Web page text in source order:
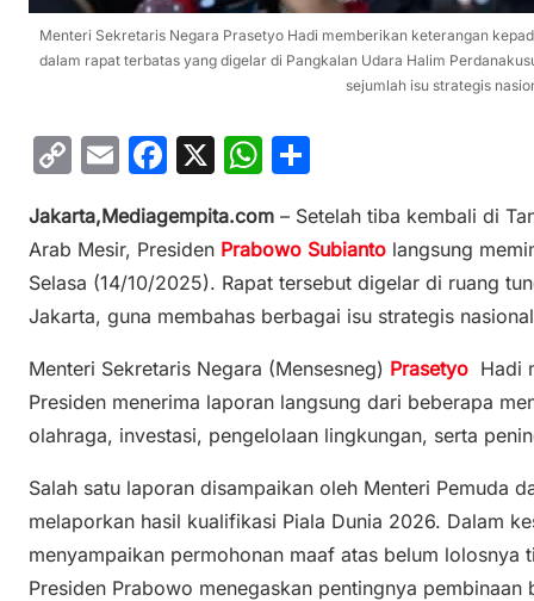
Menteri Sekretaris Negara Prasetyo Hadi memberikan keterangan
dalam rapat terbatas yang digelar di Pangkalan Udara Halim
sejumlah isu strategis
C
p
y
Li
k
E
ai
l
F
c
e
b
o
k
X
W
at
s
A
p
ar
e
Jakarta,Mediagempita.com – Setelah tiba kembali di
Arab Mesir, Presiden Prabowo Subianto langsung
Selasa (14/10/2025). Rapat tersebut digelar di ruang
Jakarta, guna membahas berbagai isu strategis
Menteri Sekretaris Negara (Mensesneg) Prasetyo Hadi
Presiden menerima laporan langsung dari beberapa
olahraga, investasi, pengelolaan lingkungan, serta
Salah satu laporan disampaikan oleh Menteri Pemuda
melaporkan hasil kualifikasi Piala Dunia 2026. Dalam
menyampaikan permohonan maaf atas belum lolosnya
Presiden Prabowo menegaskan pentingnya